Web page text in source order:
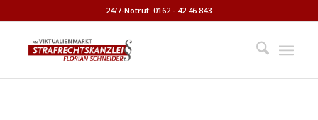
24/7-Notruf: 0162 - 42 46 843